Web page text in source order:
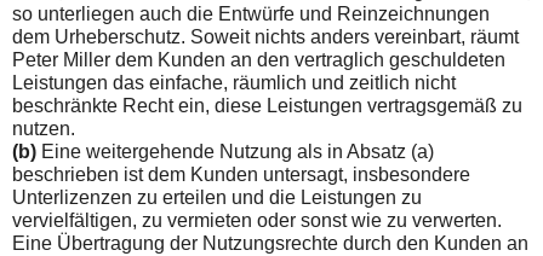
so unterliegen auch die Entwürfe und Reinzeichnungen
dem Urheberschutz. Soweit nichts anders vereinbart, räumt
Peter Miller dem Kunden an den vertraglich geschuldeten
Leistungen das einfache, räumlich und zeitlich nicht
beschränkte Recht ein, diese Leistungen vertragsgemäß zu
nutzen.
(b) Eine weitergehende Nutzung als in Absatz (a)
beschrieben ist dem Kunden untersagt, insbesondere
Unterlizenzen zu er­teilen und die Leistungen zu
vervielfältigen, zu vermieten oder sonst wie zu verwerten.
Eine Übertragung der Nutzungsrechte durch den Kunden an